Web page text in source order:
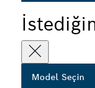
Model Seçin